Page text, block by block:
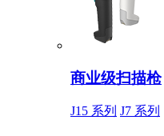
商业级扫描枪
J15 系列 J7 系列